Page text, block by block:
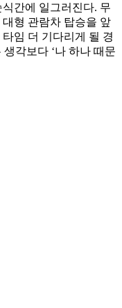
간에 일그러진다. 무
형 관람차 탑승을 앞
임 더 기다리게 될 경
각보다 ‘나 하나 때문